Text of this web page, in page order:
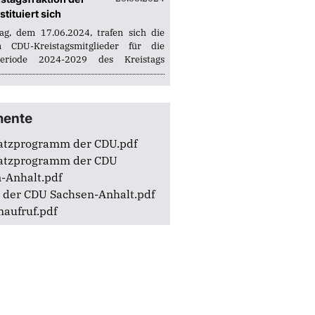
immer besser.
bis zum...
sich
dem 17.06.2024, trafen sich die
CDU-Kreistagsmitglieder für die
2024-2029 des Kreistags
im Deutschen Haus in Wolfen
des Kreisvorsitzenden Matthias
der CDU.pdf
der CDU
Anhalt.pdf
der CDU Sachsen-Anhalt.pdf